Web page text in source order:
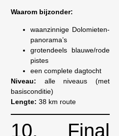
Waarom bijzonder:
waanzinnige Dolomieten-
panorama’s
grotendeels blauwe/rode
pistes
een complete dagtocht
Niveau: alle niveaus (met
basisconditie)
Lengte: 38 km route
10. Final